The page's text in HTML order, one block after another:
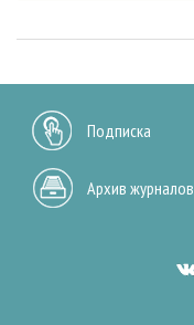
Подписка
Архив журналов